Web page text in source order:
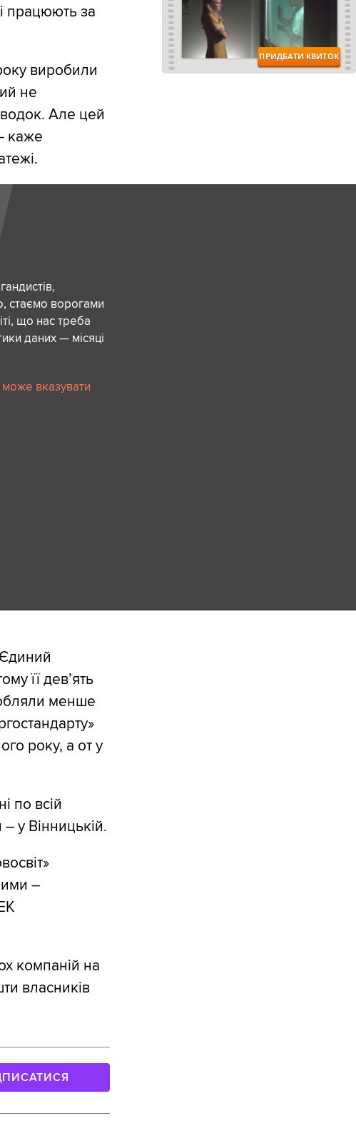
працюють за
виробили
не
Але цей
каже
стаємо ворогами
що нас треба
даних — місяці
вказувати
її дев’ять
менше
року, а от у
по всій
– у Вінницькій.
–
компаній на
власників